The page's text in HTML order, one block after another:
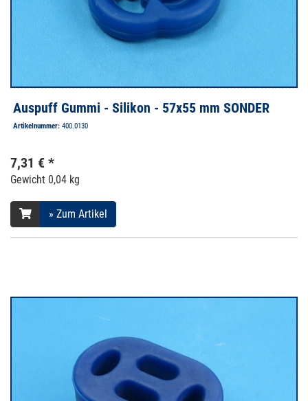
Auspuff Gummi - Silikon - 57x55 mm SONDER
Artikelnummer: 400.0130
7,31 € *
Gewicht 0,04 kg
» Zum Artikel